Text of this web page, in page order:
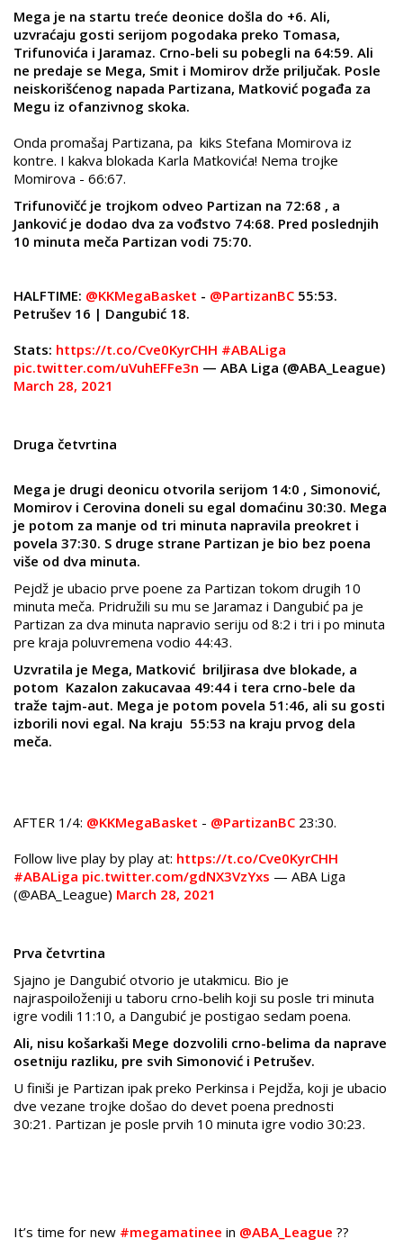
Mega je na startu treće deonice došla do +6. Ali,
uzvraćaju gosti serijom pogodaka preko Tomasa,
Trifunovića i Jaramaz. Crno-beli su pobegli na 64:59. Ali
ne predaje se Mega, Smit i Momirov drže priljučak. Posle
neiskorišćenog napada Partizana, Matković pogađa za
Megu iz ofanzivnog skoka.
Onda promašaj Partizana, pa kiks Stefana Momirova iz
kontre. I kakva blokada Karla Matkovića! Nema trojke
Momirova - 66:67.
Trifunovičć je trojkom odveo Partizan na 72:68 , a
Janković je dodao dva za vođstvo 74:68. Pred poslednjih
10 minuta meča Partizan vodi 75:70.
HALFTIME: @KKMegaBasket - @PartizanBC 55:53.
Petrušev 16 | Dangubić 18.
Stats: https://t.co/Cve0KyrCHH #ABALiga
pic.twitter.com/uVuhEFFe3n — ABA Liga (@ABA_League)
March 28, 2021
Druga četvrtina
Mega je drugi deonicu otvorila serijom 14:0 , Simonović,
Momirov i Cerovina doneli su egal domaćinu 30:30. Mega
je potom za manje od tri minuta napravila preokret i
povela 37:30. S druge strane Partizan je bio bez poena
više od dva minuta.
Pejdž je ubacio prve poene za Partizan tokom drugih 10
minuta meča. Pridružili su mu se Jaramaz i Dangubić pa je
Partizan za dva minuta napravio seriju od 8:2 i tri i po minuta
pre kraja poluvremena vodio 44:43.
Uzvratila je Mega, Matković briljirasa dve blokade, a
potom Kazalon zakucavaa 49:44 i tera crno-bele da
traže tajm-aut. Mega je potom povela 51:46, ali su gosti
izborili novi egal. Na kraju 55:53 na kraju prvog dela
meča.
AFTER 1/4: @KKMegaBasket - @PartizanBC 23:30.
Follow live play by play at: https://t.co/Cve0KyrCHH
#ABALiga pic.twitter.com/gdNX3VzYxs — ABA Liga
(@ABA_League) March 28, 2021
Prva četvrtina
Sjajno je Dangubić otvorio je utakmicu. Bio je
najraspoiloženiji u taboru crno-belih koji su posle tri minuta
igre vodili 11:10, a Dangubić je postigao sedam poena.
Ali, nisu košarkaši Mege dozvolili crno-belima da naprave
osetniju razliku, pre svih Simonović i Petrušev.
U finiši je Partizan ipak preko Perkinsa i Pejdža, koji je ubacio
dve vezane trojke došao do devet poena prednosti
30:21. Partizan je posle prvih 10 minuta igre vodio 30:23.
It’s time for new #megamatinee in @ABA_League ??